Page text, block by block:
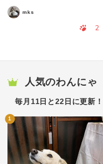
mks
2
人気のわんにゃ
毎月11日と22日に更新！
1